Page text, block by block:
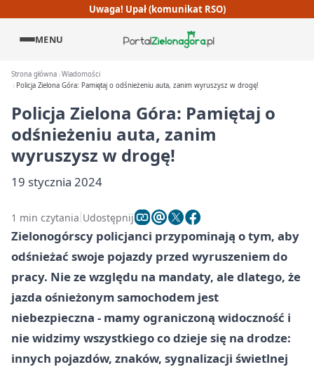
Uwaga! Upał (komunikat RSO)
MENU
Strona główna Wiadomości
Policja Zielona Góra: Pamiętaj o odśnieżeniu auta, zanim wyruszysz w drogę!
Policja Zielona Góra: Pamiętaj o
odśnieżeniu auta, zanim
wyruszysz w drogę!
19 stycznia 2024
1 min czytania Udostępnij
Zielonogórscy policjanci przypominają o tym, aby
odśnieżać swoje pojazdy przed wyruszeniem do
pracy. Nie ze względu na mandaty, ale dlatego, że
jazda ośnieżonym samochodem jest
niebezpieczna - mamy ograniczoną widoczność i
nie widzimy wszystkiego co dzieje się na drodze:
innych pojazdów, znaków, sygnalizacji świetlnej